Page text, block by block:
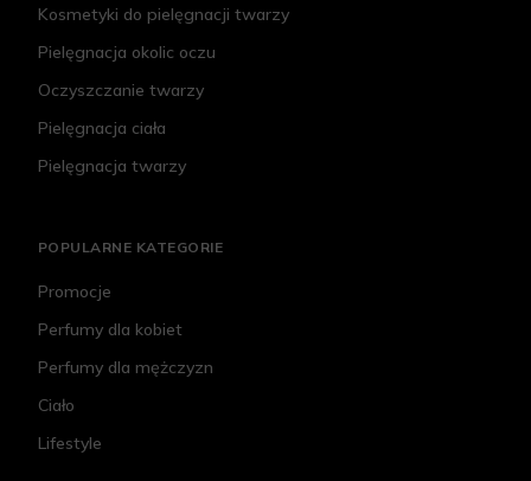
Kosmetyki do pielęgnacji twarzy
Pielęgnacja okolic oczu
Oczyszczanie twarzy
Pielęgnacja ciała
Pielęgnacja twarzy
POPULARNE KATEGORIE
Promocje
Perfumy dla kobiet
Perfumy dla mężczyzn
Ciało
Lifestyle